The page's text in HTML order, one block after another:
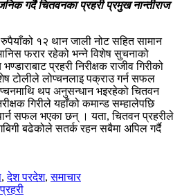
गर्दै चितवनका प्रहरी प्रमुख नान्तीराज
१२ थान जाली नोट सहित सामान
फरार रहेको भन्ने विशेष सुचनाको
प्रहरी निरीक्षक राजीव गिरीको
टोलीले लोप्चनलाइ पक्राउ गर्न सफल
थप अनुसन्धान भइरहेको चितवन
गिरीले यहाँको कमान्ड सम्हालेपछि
सफल भएका छन् । यता, चितवन प्रहरीले
बढेकोले सतर्क रहन सबैमा अपिल गर्दै
,देश परदेश,समाचार